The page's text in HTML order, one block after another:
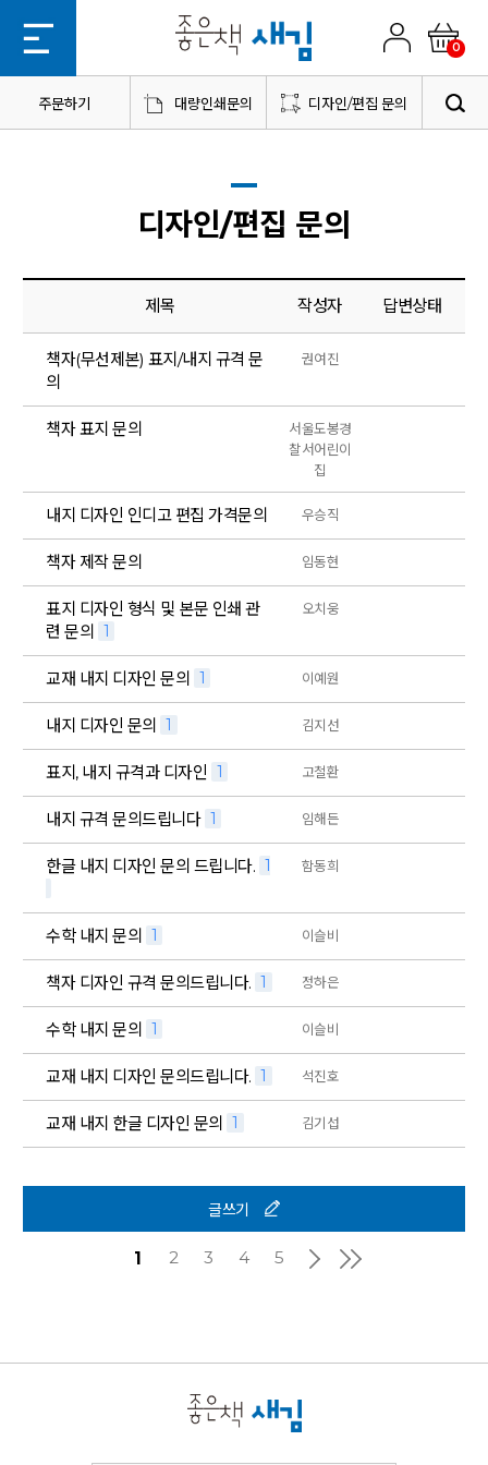
0
주문하기 대량인쇄문의 디자인/편집 문의
디자인/편집 문의
제목 작성자 답변상태
책자(무선제본) 표지/내지 규격 문
의
권여진
책자 표지 문의
서울도봉경
찰서어린이
집
내지 디자인 인디고 편집 가격문의 우승직
책자 제작 문의 임동현
표지 디자인 형식 및 본문 인쇄 관
련 문의
1
오치웅
교재 내지 디자인 문의 1 이예원
내지 디자인 문의 1 김지선
표지, 내지 규격과 디자인 1 고철환
내지 규격 문의드립니다 1 임해든
한글 내지 디자인 문의 드립니다. 1 함동희
수학 내지 문의 1 이슬비
책자 디자인 규격 문의드립니다. 1 정하은
수학 내지 문의 1 이슬비
교재 내지 디자인 문의드립니다. 1 석진호
교재 내지 한글 디자인 문의 1 김기섭
글쓰기
1 2 3 4 5